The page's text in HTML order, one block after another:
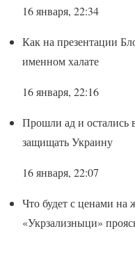
16 января, 22:34
Как на презентации
именном халате
16 января, 22:16
Прошли ад и остались
защищать Украину
16 января, 22:07
Что будет с ценами на
«Укрзализныци»